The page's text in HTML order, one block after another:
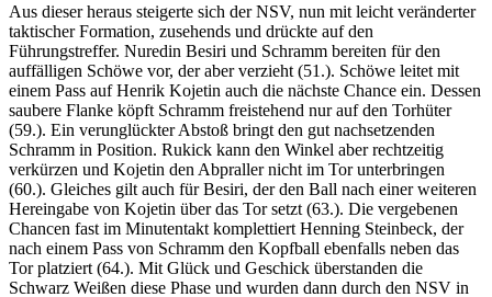
Aus dieser heraus steigerte sich der NSV, nun mit leicht veränderter
taktischer Formation, zusehends und drückte auf den
Führungstreffer. Nuredin Besiri und Schramm bereiten für den
auffälligen Schöwe vor, der aber verzieht (51.). Schöwe leitet mit
einem Pass auf Henrik Kojetin auch die nächste Chance ein. Dessen
saubere Flanke köpft Schramm freistehend nur auf den Torhüter
(59.). Ein verunglückter Abstoß bringt den gut nachsetzenden
Schramm in Position. Rukick kann den Winkel aber rechtzeitig
verkürzen und Kojetin den Abpraller nicht im Tor unterbringen
(60.). Gleiches gilt auch für Besiri, der den Ball nach einer weiteren
Hereingabe von Kojetin über das Tor setzt (63.). Die vergebenen
Chancen fast im Minutentakt komplettiert Henning Steinbeck, der
nach einem Pass von Schramm den Kopfball ebenfalls neben das
Tor platziert (64.). Mit Glück und Geschick überstanden die
Schwarz Weißen diese Phase und wurden dann durch den NSV in